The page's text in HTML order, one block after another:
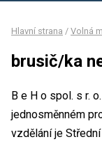
Hlavní strana / Volná
brusič/ka
B e H o spol. s r.
jednosměnném
vzdělání je